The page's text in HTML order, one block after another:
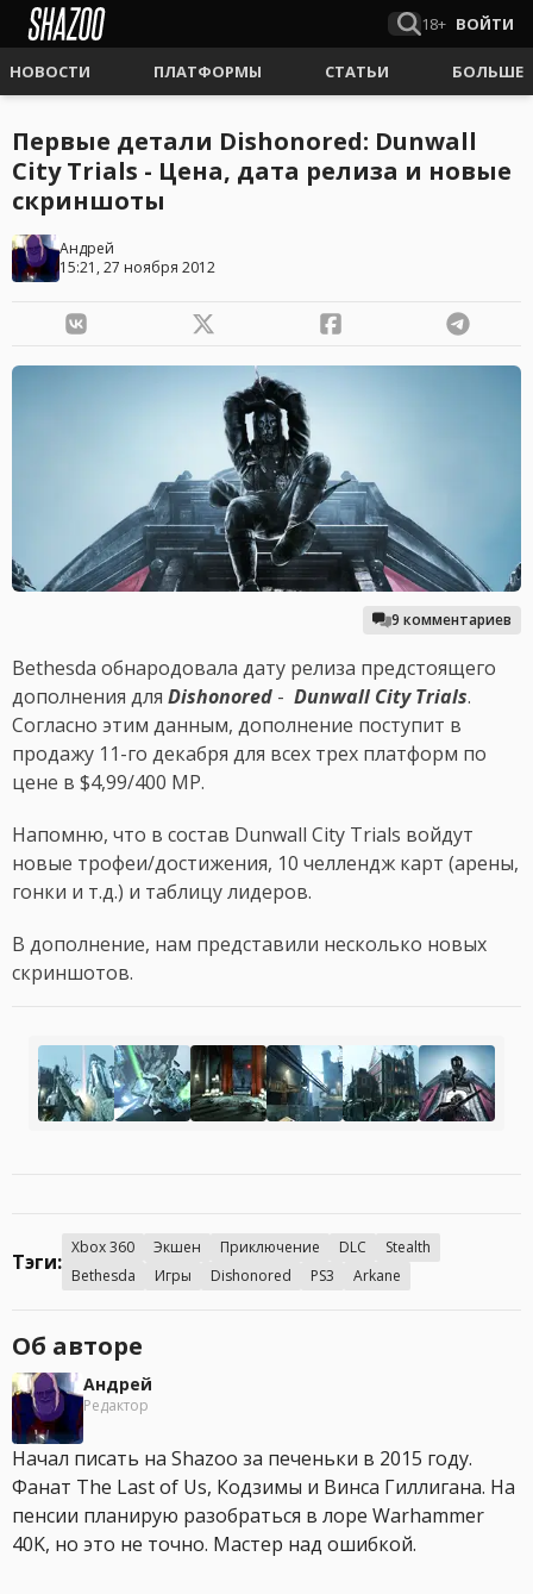
18+ ВОЙТИ
НОВОСТИ ПЛАТФОРМЫ СТАТЬИ БОЛЬШЕ
Первые детали Dishonored: Dunwall
City Trials - Цена, дата релиза и новые
скриншоты
Андрей
15:21, 27 ноября 2012
9 комментариев
Bethesda обнародовала дату релиза предстоящего
дополнения для Dishonored - Dunwall City Trials.
Согласно этим данным, дополнение поступит в
продажу 11-го декабря для всех трех платформ по
цене в $4,99/400 MP.
Напомню, что в состав Dunwall City Trials войдут
новые трофеи/достижения, 10 челлендж карт (арены,
гонки и т.д.) и таблицу лидеров.
В дополнение, нам представили несколько новых
скриншотов.
Тэги:
Xbox 360 Экшен Приключение DLC
Stealth
Bethesda
Игры Dishonored PS3 Arkane
Об авторе
Андрей
Редактор
Начал писать на Shazoo за печеньки в 2015 году.
Фанат The Last of Us, Кодзимы и Винса Гиллигана. На
пенсии планирую разобраться в лоре Warhammer
40K, но это не точно. Мастер над ошибкой.